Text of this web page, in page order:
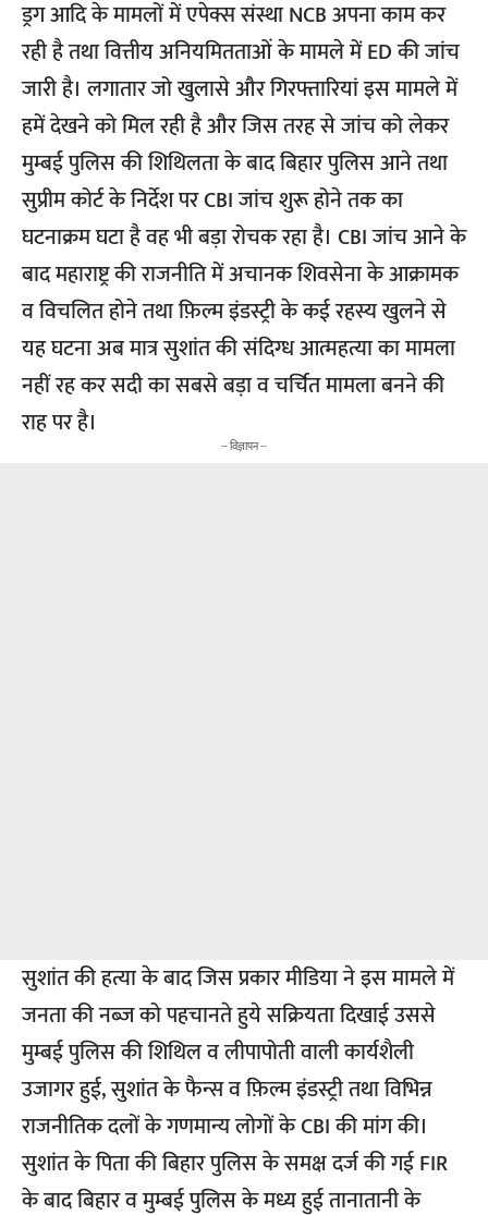
ड्रग आदि के मामलों में एपेक्स संस्था NCB अपना काम कर
रही है तथा वित्तीय अनियमितताओं के मामले में ED की जांच
जारी है। लगातार जो खुलासे और गिरफ्तारियां इस मामले में
हमें देखने को मिल रही है और जिस तरह से जांच को लेकर
मुम्बई पुलिस की शिथिलता के बाद बिहार पुलिस आने तथा
सुप्रीम कोर्ट के निर्देश पर CBI जांच शुरू होने तक का
घटनाक्रम घटा है वह भी बड़ा रोचक रहा है। CBI जांच आने के
बाद महाराष्ट्र की राजनीति में अचानक शिवसेना के आक्रामक
व विचलित होने तथा फ़िल्म इंडस्ट्री के कई रहस्य खुलने से
यह घटना अब मात्र सुशांत की संदिग्ध आत्महत्या का मामला
नहीं रह कर सदी का सबसे बड़ा व चर्चित मामला बनने की
राह पर है।
-- विज्ञापन --
सुशांत की हत्या के बाद जिस प्रकार मीडिया ने इस मामले में
जनता की नब्ज को पहचानते हुये सक्रियता दिखाई उससे
मुम्बई पुलिस की शिथिल व लीपापोती वाली कार्यशैली
उजागर हुई, सुशांत के फैन्स व फ़िल्म इंडस्ट्री तथा विभिन्न
राजनीतिक दलों के गणमान्य लोगों के CBI की मांग की।
सुशांत के पिता की बिहार पुलिस के समक्ष दर्ज की गई FIR
के बाद बिहार व मुम्बई पुलिस के मध्य हुई तानातानी के